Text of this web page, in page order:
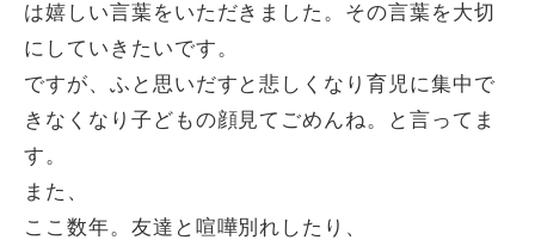
は嬉しい言葉をいただきました。その言葉を大切
にしていきたいです。
ですが、ふと思いだすと悲しくなり育児に集中で
きなくなり子どもの顔見てごめんね。と言ってま
す。
また、
ここ数年。友達と喧嘩別れしたり、